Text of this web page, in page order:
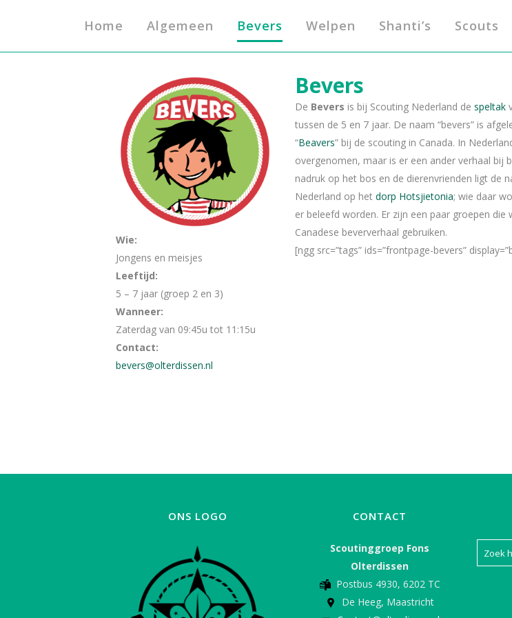
Home Algemeen Bevers Welpen Shanti’s Scouts
Wie:
Jongens en meisjes
Leeftijd:
5 – 7 jaar (groep 2 en 3)
Wanneer:
Zaterdag van 09:45u tot 11:15u
Contact:
bevers@olterdissen.nl
Bevers
De Bevers is bij Scouting Nederland de speltak
tussen de 5 en 7 jaar. De naam “bevers” is
“Beavers” bij de scouting in Canada. In
overgenomen, maar is er een ander verhaal bij
nadruk op het bos en de dierenvrienden ligt de
Nederland op het dorp Hotsjietonia; wie daar
er beleefd worden. Er zijn een paar groepen die
Canadese beververhaal gebruiken.
[ngg src=”tags” ids=”frontpage-bevers”
ONS LOGO CONTACT
Scoutinggroep Fons
Olterdissen
Postbus 4930, 6202 TC
De Heeg, Maastricht